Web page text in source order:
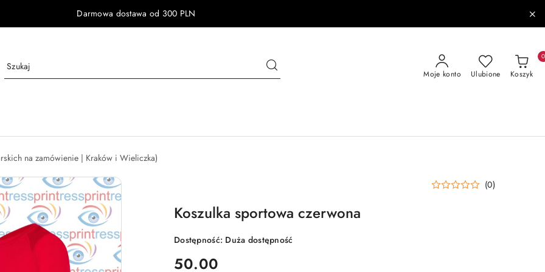
Darmowa dostawa od 300 PLN
Moje konto Ulubione Koszyk
0
na zamówienie | Kraków i Wieliczka)
(0)
Koszulka sportowa czerwona
Dostępność: Duża dostępność
cena:
50.00